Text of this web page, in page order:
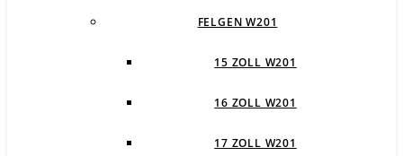
FELGEN W201
15 ZOLL W201
16 ZOLL W201
17 ZOLL W201